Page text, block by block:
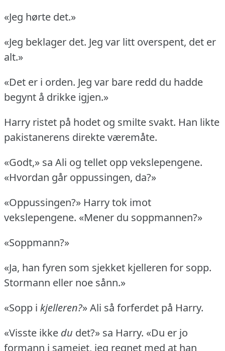
«Jeg hørte det.»
«Jeg beklager det. Jeg var litt overspent, det er
alt.»
«Det er i orden. Jeg var bare redd du hadde
begynt å drikke igjen.»
Harry ristet på hodet og smilte svakt. Han likte
pakistanerens direkte væremåte.
«Godt,» sa Ali og tellet opp vekslepengene.
«Hvordan går oppussingen, da?»
«Oppussingen?» Harry tok imot
vekslepengene. «Mener du soppmannen?»
«Soppmann?»
«Ja, han fyren som sjekket kjelleren for sopp.
Stormann eller noe sånn.»
«Sopp i kjelleren?» Ali så forferdet på Harry.
«Visste ikke du det?» sa Harry. «Du er jo
formann i sameiet, jeg regnet med at han